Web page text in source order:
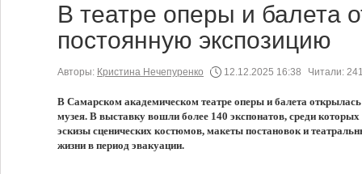
В театре оперы и балета
постоянную экспозицию
Авторы: Кристина Нечепуренко 12.12.2025 16:38 Читали:
В Самарском академическом театре оперы и балета
музея. В выставку вошли более 140 экспонатов, среди
эскизы сценических костюмов, макеты постановок и
жизни в период эвакуации.